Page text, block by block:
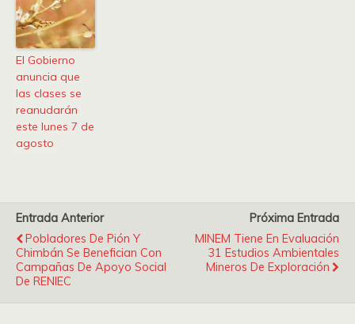
El Gobierno
anuncia que
las clases se
reanudarán
este lunes 7 de
agosto
Entrada Anterior
Pobladores De Pión Y
Chimbán Se Benefician Con
Campañas De Apoyo Social
De RENIEC
Próxima Entrada
MINEM Tiene En Evaluación
31 Estudios Ambientales
Mineros De Exploración